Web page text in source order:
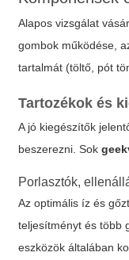
Alapos vizsgálat
gombok működése,
tartalmát (töltő, pót
Tartozékok és
A jó kiegészítők
beszerezni. Sok
Porlasztók,
Az optimális íz és
teljesítményt és több
eszközök általában